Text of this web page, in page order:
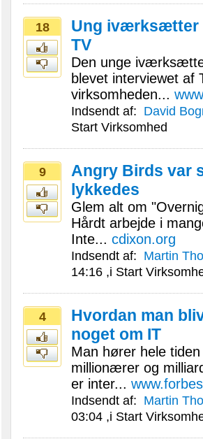
18
Ung iværksætter
TV
Den unge
blevet interviewet af
virksomheden...
Indsendt af: David
Start Virksomhed
9
Angry Birds var
lykkedes
Glem alt om
Hårdt arbejde i
Inte... cdixon.org
Indsendt af: Martin
14:16 ,i Start
4
Hvordan man
noget om IT
Man hører hele
millionærer og
er inter...
Indsendt af: Martin
03:04 ,i Start